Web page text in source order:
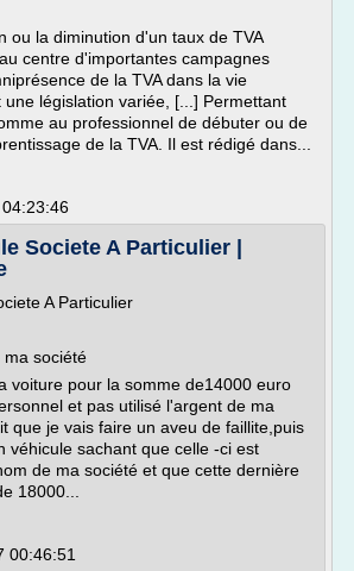
ou la diminution d'un taux de TVA
centre d'importantes campagnes
de la TVA dans la vie
législation variée, [...] Permettant
au professionnel de débuter ou de
de la TVA. Il est rédigé dans...
Societe A Particulier |
A Particulier
société
voiture pour la somme de14000 euro
et pas utilisé l'argent de ma
que je vais faire un aveu de faillite,puis
véhicule sachant que celle -ci est
de ma société et que cette dernière
18000...
00:46:51